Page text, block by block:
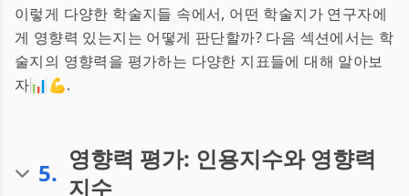
이렇게 다양한 학술지들 속에서, 어떤 학술지가 연구자에
게 영향력 있는지는 어떻게 판단할까? 다음 섹션에서는 학
술지의 영향력을 평가하는 다양한 지표들에 대해 알아보
자📊💪.
5. 영향력 평가: 인용지수와 영향력
지수